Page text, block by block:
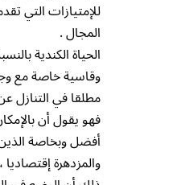
للإمتيازات التي
المجال .
الحياة الكندية
وقاسية خاصة مع
مطلقا في التنازل
فهو يقول أن
أفضل وبخاصة
والمزدهرة